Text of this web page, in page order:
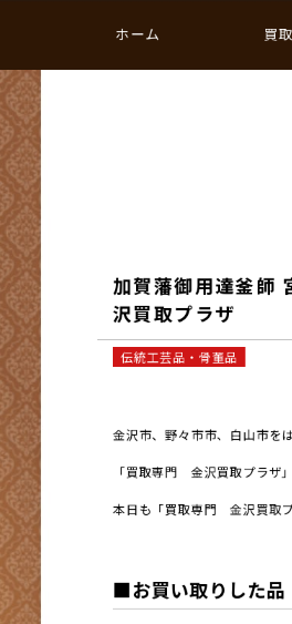
ホーム 買
加賀藩御用達釜師
沢買取プラザ
伝統工芸品・骨董品
金沢市、野々市市、白山市を
「買取専門 金沢買取プラザ」
本日も「買取専門 金沢買取
■お買い取りした品